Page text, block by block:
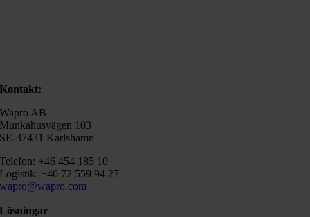
Kontakt:
Wapro AB
Munkahusvägen 103
SE-37431 Karlshamn
Telefon: +46 454 185 10
Logistik: +46 72 559 94 27
wapro@wapro.com
Lösningar